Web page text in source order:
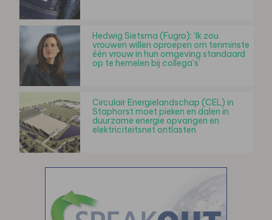
Hedwig Sietsma (Fugro): ‘Ik zou
vrouwen willen oproepen om tenminste
één vrouw in hun omgeving standaard
op te hemelen bij collega’s’
Circulair Energielandschap (CEL) in
Staphorst moet pieken en dalen in
duurzame energie opvangen en
elektriciteitsnet ontlasten